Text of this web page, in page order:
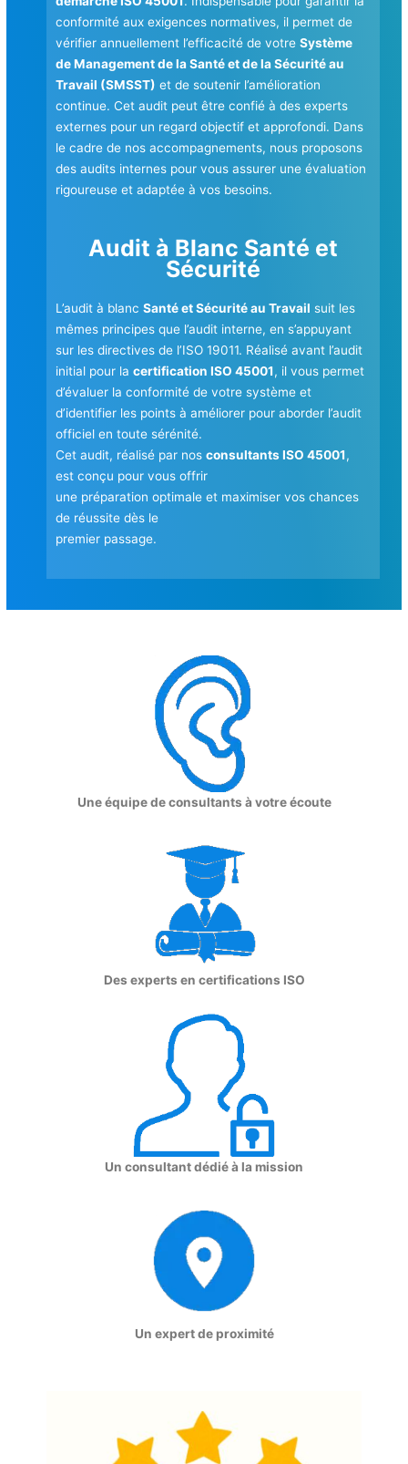
conformité aux exigences normatives, il permet de
vérifier annuellement l’efficacité de votreSystème
de Management de la Santé et de la Sécurité au
Travail (SMSST) et de soutenir l’amélioration
continue. Cet audit peut être confié à des experts
externes pour un regard objectif et approfondi. Dans
le cadre de nos accompagnements, nous proposons
des audits internes pour vous assurer une évaluation
rigoureuse et adaptée à vos besoins.
Audit à Blanc Santé et
Sécurité
L’audit à blancSanté et Sécurité au Travail suit les
mêmes principes que l’audit interne, en s’appuyant
sur les directives de l’ISO 19011. Réalisé avant l’audit
initial pour lacertification ISO 45001, il vous permet
d’évaluer la conformité de votre système et
d’identifier les points à améliorer pour aborder l’audit
officiel en toute sérénité.
Cet audit, réalisé par nosconsultants ISO 45001,
est conçu pour vous offrir
une préparation optimale et maximiser vos chances
de réussite dès le
premier passage.
Une équipe de consultants à votre écoute
Des experts en certifications ISO
Un consultant dédié à la mission
Un expert de proximité